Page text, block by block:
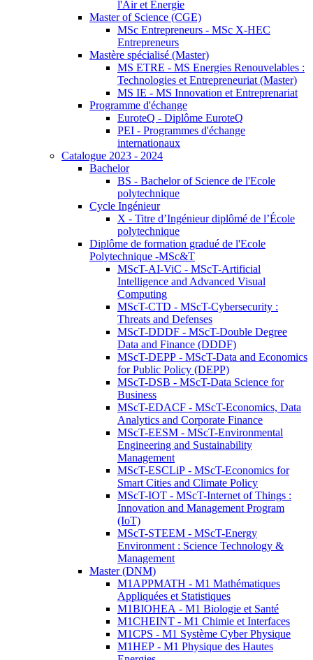
l'Air et Energie
Master of Science (CGE)
MSc Entrepreneurs - MSc X-HEC
Entrepreneurs
Mastère spécialisé (Master)
MS ETRE - MS Energies Renouvelables :
Technologies et Entrepreneuriat (Master)
MS IE - MS Innovation et Entreprenariat
Programme d'échange
EuroteQ - Diplôme EuroteQ
PEI - Programmes d'échange
internationaux
Catalogue 2023 - 2024
Bachelor
BS - Bachelor of Science de l'Ecole
polytechnique
Cycle Ingénieur
X - Titre d’Ingénieur diplômé de l’École
polytechnique
Diplôme de formation gradué de l'Ecole
Polytechnique -MSc&T
MScT-AI-ViC - MScT-Artificial
Intelligence and Advanced Visual
Computing
MScT-CTD - MScT-Cybersecurity :
Threats and Defenses
MScT-DDDF - MScT-Double Degree
Data and Finance (DDDF)
MScT-DEPP - MScT-Data and Economics
for Public Policy (DEPP)
MScT-DSB - MScT-Data Science for
Business
MScT-EDACF - MScT-Economics, Data
Analytics and Corporate Finance
MScT-EESM - MScT-Environmental
Engineering and Sustainability
Management
MScT-ESCLiP - MScT-Economics for
Smart Cities and Climate Policy
MScT-IOT - MScT-Internet of Things :
Innovation and Management Program
(IoT)
MScT-STEEM - MScT-Energy
Environment : Science Technology &
Management
Master (DNM)
M1APPMATH - M1 Mathématiques
Appliquées et Statistiques
M1BIOHEA - M1 Biologie et Santé
M1CHEINT - M1 Chimie et Interfaces
M1CPS - M1 Système Cyber Physique
M1HEP - M1 Physique des Hautes